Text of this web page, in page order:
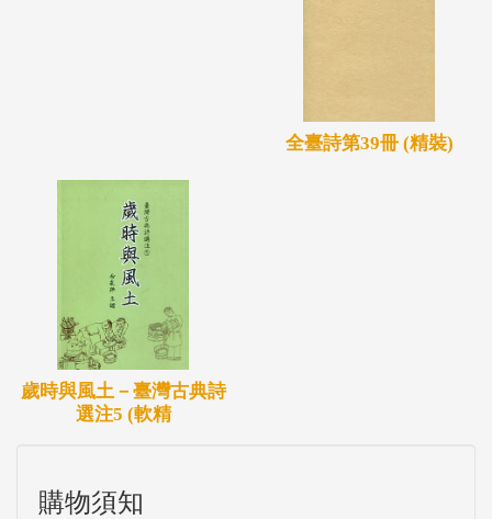
全臺詩第39冊 (精裝)
歲時與風土－臺灣古典詩
選注5 (軟精
購物須知